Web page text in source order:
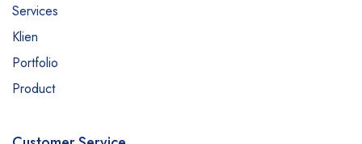
Services
Klien
Portfolio
Product